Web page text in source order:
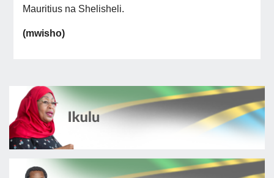
Mauritius na Shelisheli.
(mwisho)